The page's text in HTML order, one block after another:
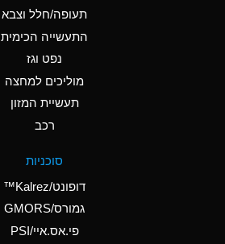
Ammonium Hydroxide
A
Ammonium Nitrate
Ammonium Nitrite
Ammonium Persulfate
Ammonium Phosphate
A
תעופה/חלל וצבא
התעשייה הכימית
נפט וגז
מוליכים למחצה
תעשיית המזון
רכב
סוכניות
דופונט/Kalrez™
גמורס/GMORS
פי.אס.איי/PSI